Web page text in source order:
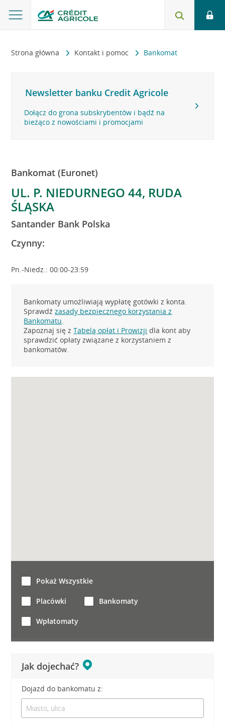
Strona główna Kontakt i pomoc Bankomat
Newsletter banku Credit Agricole
Dołącz do grona subskrybentów i bądź na
bieżąco z nowościami i promocjami
Bankomat (Euronet)
UL. P. NIEDURNEGO 44, RUDA
ŚLĄSKA
Santander Bank Polska
Czynny:
Pn.-Niedz.: 00:00-23:59
Bankomaty umożliwiają wypłatę gotówki z konta.
Sprawdźzasady bezpiecznego korzystania z
Bankomatu.
Zapoznaj się zTabelą opłat i Prowizji dla kont aby
sprawdzić opłaty związane z korzystaniem z
bankomatów.
Jak dojechać?
Dojazd do bankomatu z:
Pokaż Wszystkie
Placówki Bankomaty
Wpłatomaty